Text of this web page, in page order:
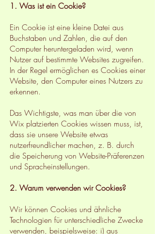
1. Was ist ein Cookie?
Ein Cookie ist eine kleine Datei aus
Buchstaben und Zahlen, die auf den
Computer heruntergeladen wird, wenn
Nutzer auf bestimmte Websites zugreifen.
In der Regel ermöglichen es Cookies einer
Website, den Computer eines Nutzers zu
erkennen.
Das Wichtigste, was man über die von
Wix platzierten Cookies wissen muss, ist,
dass sie unsere Website etwas
nutzerfreundlicher machen, z. B. durch
die Speicherung von Website-Präferenzen
und Spracheinstellungen.
2. Warum verwenden wir Cookies?
Wir können Cookies und ähnliche
Technologien für unterschiedliche Zwecke
verwenden, beispielsweise: i) aus